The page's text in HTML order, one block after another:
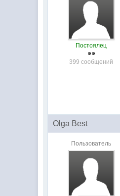
Постоялец
399 сообщений
Olga Best
Пользователь